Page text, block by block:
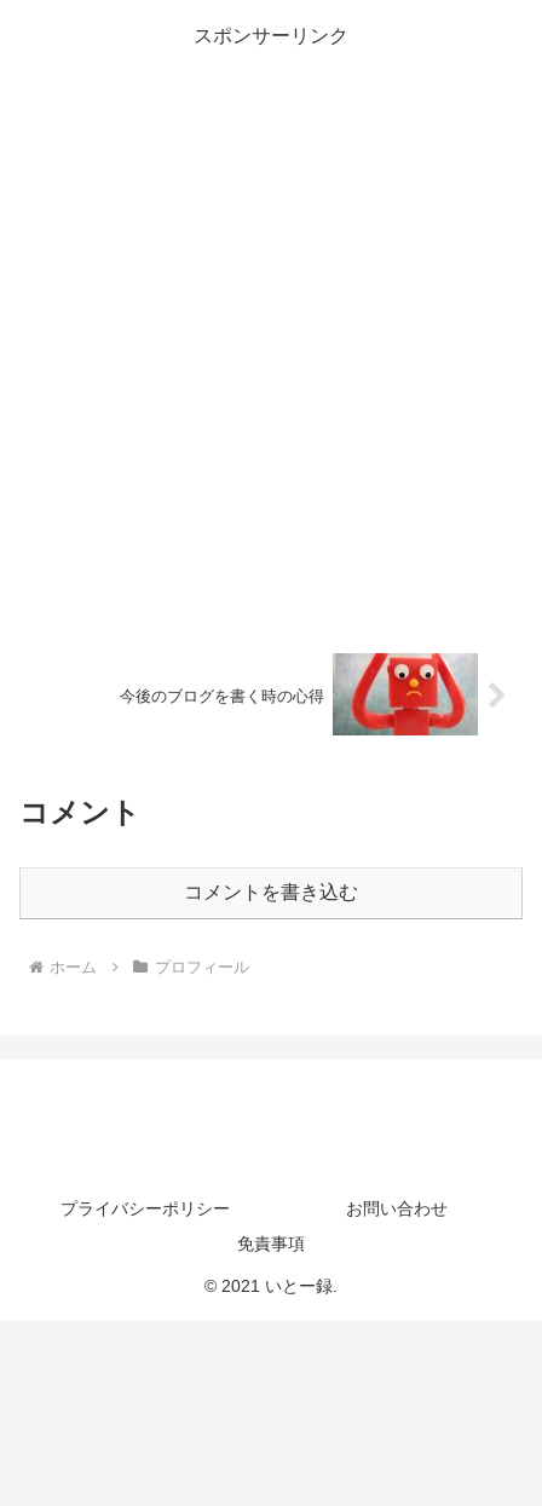
スポンサーリンク
今後のブログを書く時の心得
コメント
コメントを書き込む
ホーム プロフィール
プライバシーポリシー
お問い合わせ
免責事項
© 2021 いとー録.